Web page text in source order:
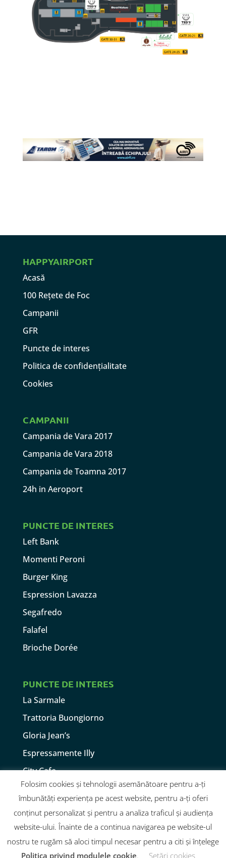
HAPPYAIRPORT
Acasă
100 Rețete de Foc
Campanii
GFR
Puncte de interes
Politica de confidențialitate
Cookies
CAMPANII
Campania de Vara 2017
Campania de Vara 2018
Campania de Toamna 2017
24h in Aeroport
PUNCTE DE INTERES
Left Bank
Momenti Peroni
Burger King
Espression Lavazza
Segafredo
Falafel
Brioche Dorée
PUNCTE DE INTERES
La Sarmale
Trattoria Buongiorno
Gloria Jean’s
Espressamente Illy
City Cafe
Take Off
TED’S Coffee CO.
Folosim cookies și tehnologii asemănătoare pentru a-ți
îmbunătăți experiența pe acest website, pentru a-ți oferi
conținut personalizat și pentru a analiza traficul și audiența
website-ului. Înainte de a continua navigarea pe website-ul
nostru te rugăm să aloci timpul necesar pentru a citi și înțelege
Politica privind modulele cookie. Setări cookies